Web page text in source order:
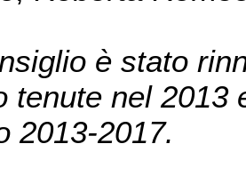
è stato
tenute nel 2013
2013-2017.